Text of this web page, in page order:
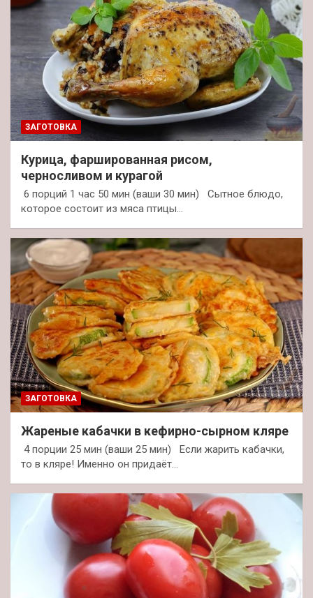
ЗАГОТОВКА
Курица, фаршированная рисом,
черносливом и курагой
6 порций 1 час 50 мин (ваши 30 мин) Сытное блюдо,
которое состоит из мяса птицы…
ЗАГОТОВКА
Жареные кабачки в кефирно-сырном кляре
4 порции 25 мин (ваши 25 мин) Если жарить кабачки,
то в кляре! Именно он придаёт…